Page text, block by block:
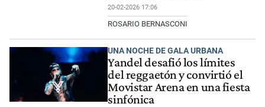
20-02-2026 17:06
ROSARIO BERNASCONI
UNA NOCHE DE GALA URBANA
Yandel desafió los límites
del reggaetón y convirtió el
Movistar Arena en una fiesta
sinfónica